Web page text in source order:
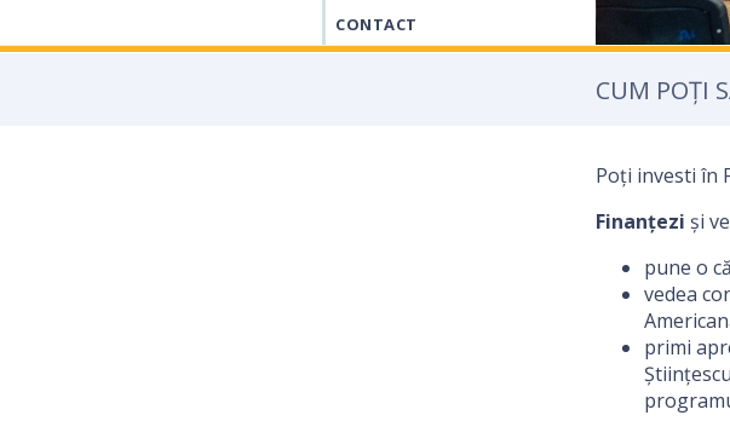
CONTACT
CUM POȚI
Poți investi în
Finanțezi și
pune o
vedea
primi